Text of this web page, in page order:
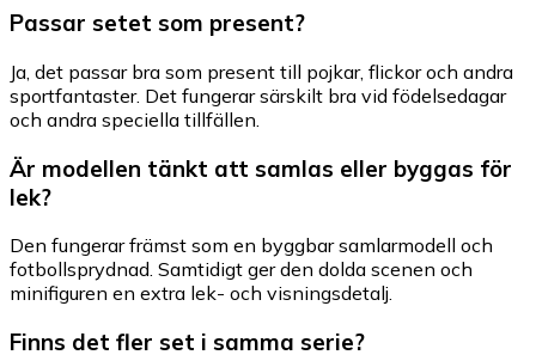
Passar setet som present?
Ja, det passar bra som present till pojkar, flickor och andra
sportfantaster. Det fungerar särskilt bra vid födelsedagar
och andra speciella tillfällen.
Är modellen tänkt att samlas eller byggas för
lek?
Den fungerar främst som en byggbar samlarmodell och
fotbollsprydnad. Samtidigt ger den dolda scenen och
minifiguren en extra lek- och visningsdetalj.
Finns det fler set i samma serie?